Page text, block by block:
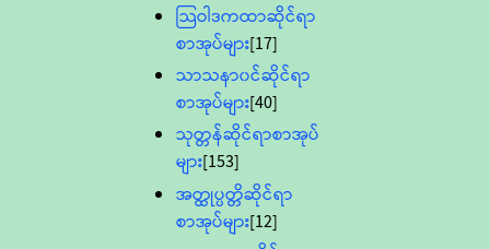
သြဝါဒကထာဆိုင်ရာ
စာအုပ်များ[17]
သာသနာ၀င်ဆိုင်ရာ
စာအုပ်များ[40]
သုတ္တန်ဆိုင်ရာစာအုပ်
များ[153]
အတ္ထုပ္ပတ္တိဆိုင်ရာ
စာအုပ်များ[12]